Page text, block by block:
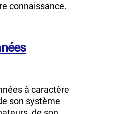
connaissance.
à caractère
son système